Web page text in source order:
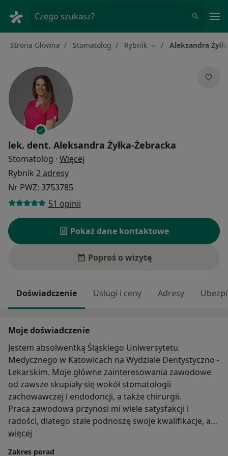
Czego szukasz?
Strona Główna Stomatolog Rybnik Zmień miasto
Aleksandra
lek. dent. Aleksandra Żyłka-Żebracka
Stomatolog · Więcej
Rybnik 2 adresy
Nr PWZ: 3753785
51 opinii
Pokaż dane kontaktowe
Poproś o wizytę
Doświadczenie Usługi i ceny Adresy
Moje doświadczenie
Jestem absolwentką Śląskiego Uniwersytetu
Medycznego w Katowicach na Wydziale Dentystyczno -
Lekarskim. Moje główne zainteresowania zawodowe
od zawsze skupiały się wokół stomatologii
zachowawczej i endodoncji, a także chirurgii.
Praca zawodowa przynosi mi wiele satysfakcji i
radości, dlatego stale podnoszę swoje kwalifikacje, aby
pomagać moim pacjentom jak najlepiej.
więcej
Zakres porad